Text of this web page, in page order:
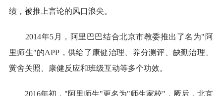
绩，被推上言论的风口浪尖。
2014年5月，阿里巴巴结合北京市教委推出了名为"阿
里师生"的APP，供给了康健治理、养分测评、缺勤治理、
黉舍关照、康健反应和班级互动等多个功效。
2016年初，"阿里师生"更名为"师生家校"，厥后，北京